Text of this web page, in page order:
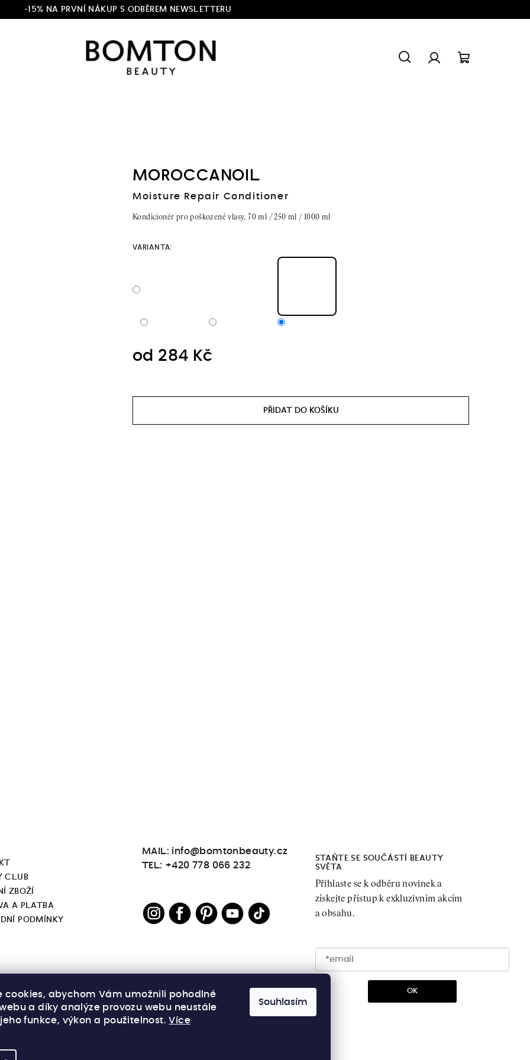
cookies, abychom Vám umožnili pohodlné
a díky analýze provozu webu neustále
funkce, výkon a použitelnost.Více
Souhlasím
-15% NA PRVNÍ NÁKUP S ODBĚREM NEWSLETTERU
Hledat
MOROCCANOIL
Moisture Repair Conditioner
Kondicionér pro poškozené vlasy, 70 ml / 250 ml / 1000 ml
VARIANTA:
od 284 Kč
cena:
CLUB
ZBOŽÍ
A PLATBA
PODMÍNKY
MAIL: info@bomtonbeauty.cz
TEL: +420 778 066 232
STAŇTE SE SOUČÁSTÍ BEAUTY
SVĚTA
Přihlaste se k odběru novinek a
získejte přístup k exkluzivním akcím
a obsahu.
OK